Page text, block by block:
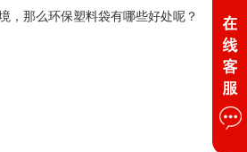
，那么环保塑料袋有哪些好处呢？